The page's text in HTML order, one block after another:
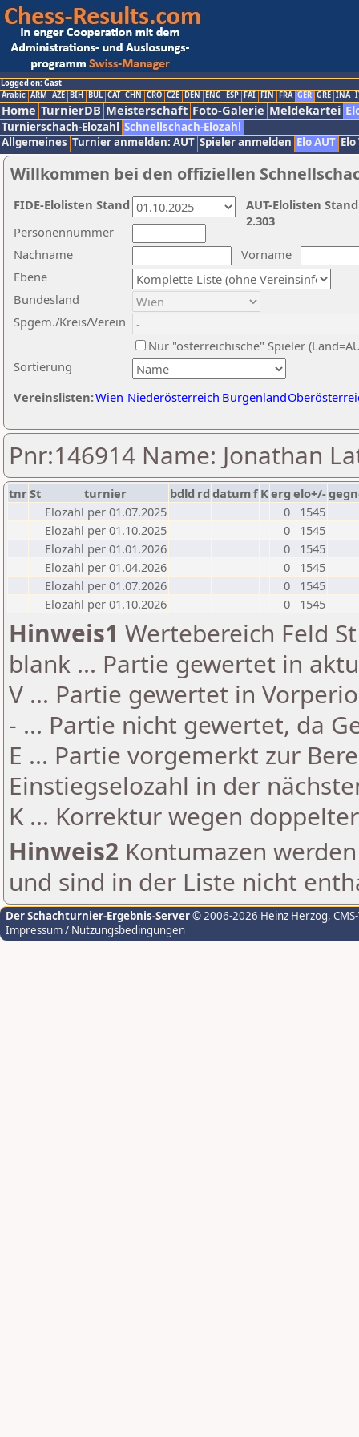
Logged on: Gast
Arabic ARM AZE BIH BUL CAT CHN CRO CZE DEN ENG ESP FAI FIN FRA GER GRE INA
Home TurnierDB Meisterschaft Foto-Galerie Meldekartei
Turnierschach-Elozahl Schnellschach-Elozahl
Allgemeines Turnier anmelden: AUT Spieler anmelden Elo AUT
Willkommen bei den offiziellen
Nachname
Vorname
Ebene
Sortierung
Personennummer
Bundesland
Spgem./Kreis/Verein
Nur "österreichische" Spieler
Vereinslisten:Wien Niederösterreich Burgenland
AUT-Elolisten
2.303
FIDE-Elolisten Stand
Pnr:146914 Name: Jonathan
tnrSt turnier bdld rd datumf Kerg elo+/-
Elozahl per 01.07.2025
0
1545
Elozahl per 01.10.2025
0
1545
Elozahl per 01.01.2026
0
1545
Elozahl per 01.04.2026
0
1545
Elozahl per 01.07.2026
0
1545
Elozahl per 01.10.2026
0 1545
Hinweis1 Wertebereich Feld
blank ... Partie gewertet in
V ... Partie gewertet in
- ... Partie nicht gewertet, da
E ... Partie vorgemerkt zur
Einstiegselozahl in der
K ... Korrektur wegen
Hinweis2 Kontumazen
und sind in der Liste nicht
Der Schachturnier-Ergebnis-Server© 2006-2026 Heinz Herzog,
Impressum / Nutzungsbedingungen